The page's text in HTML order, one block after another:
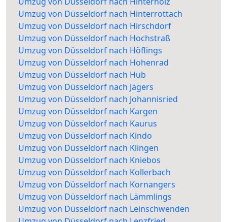
Umzug von Düsseldorf nach Hinterrottach
Umzug von Düsseldorf nach Hirschdorf
Umzug von Düsseldorf nach Hochstraß
Umzug von Düsseldorf nach Höflings
Umzug von Düsseldorf nach Hohenrad
Umzug von Düsseldorf nach Hub
Umzug von Düsseldorf nach Jägers
Umzug von Düsseldorf nach Johannisried
Umzug von Düsseldorf nach Kargen
Umzug von Düsseldorf nach Kaurus
Umzug von Düsseldorf nach Kindo
Umzug von Düsseldorf nach Klingen
Umzug von Düsseldorf nach Kniebos
Umzug von Düsseldorf nach Kollerbach
Umzug von Düsseldorf nach Kornangers
Umzug von Düsseldorf nach Lämmlings
Umzug von Düsseldorf nach Leinschwenden